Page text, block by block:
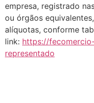
empresa, registrado
ou órgãos
alíquotas, conforme
link: https://
representado